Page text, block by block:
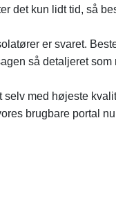
det kun lidt tid, så
er svaret.
så detaljeret som
med højeste
brugbare portal